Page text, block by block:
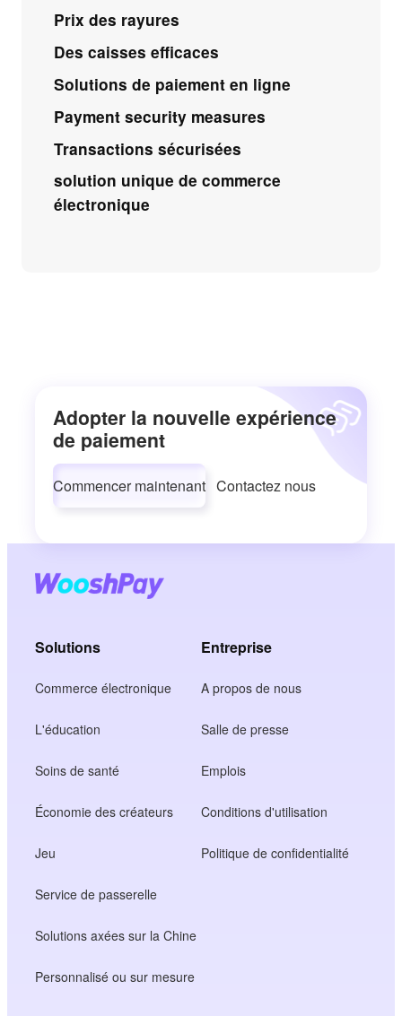
Prix des rayures
Des caisses efficaces
Solutions de paiement en ligne
Payment security measures
Transactions sécurisées
solution unique de commerce
électronique
Adopter la nouvelle expérience
de paiement
Commencer maintenant Contactez nous
Solutions
Commerce électronique
L'éducation
Soins de santé
Économie des créateurs
Jeu
Service de passerelle
Solutions axées sur la Chine
Personnalisé ou sur mesure
Entreprise
A propos de nous
Salle de presse
Emplois
Conditions d'utilisation
Politique de confidentialité